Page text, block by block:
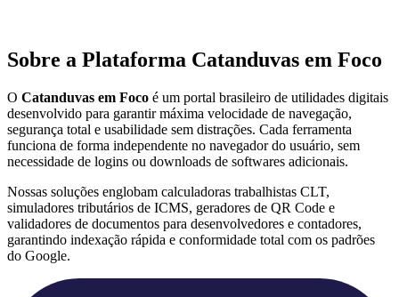
Sobre a Plataforma Catanduvas em Foco
O Catanduvas em Foco é um portal brasileiro de utilidades digitais
desenvolvido para garantir máxima velocidade de navegação,
segurança total e usabilidade sem distrações. Cada ferramenta
funciona de forma independente no navegador do usuário, sem
necessidade de logins ou downloads de softwares adicionais.
Nossas soluções englobam calculadoras trabalhistas CLT,
simuladores tributários de ICMS, geradores de QR Code e
validadores de documentos para desenvolvedores e contadores,
garantindo indexação rápida e conformidade total com os padrões
do Google.